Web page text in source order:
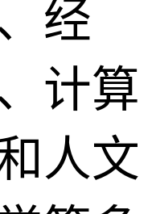
经
计算
人文